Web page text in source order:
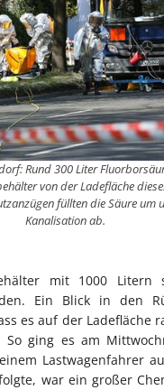
Rund 300 Liter
von der Ladefläche
füllten die Säure um
Kanalisation ab.
mit 1000 Litern
Ein Blick in den
es auf der Ladefläche
So ging es am
Lastwagenfahrer
war ein großer